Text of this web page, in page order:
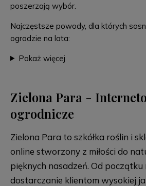
poszerzają wybór.
Najczęstsze powody, dla których
ogrodzie na lata:
Pokaż więcej
Zielona Para -
ogrodnicze
Zielona Para to szkółka roślin i
online stworzony z miłości do
pięknych nasadzeń. Od początku
dostarczanie klientom wysokiej